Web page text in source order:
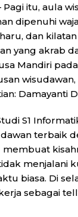
itu, aula
dipenuhi
dan
yang akrab
Mandiri
Damayanti
S1
terbaik
membuat
menjalani
biasa. Di
sebagai